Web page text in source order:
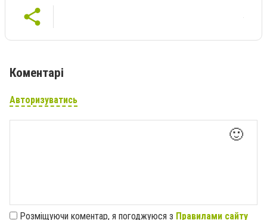
Коментарі
Авторизуватись
🙂
Розміщуючи коментар, я погоджуюся з Правилами сайту